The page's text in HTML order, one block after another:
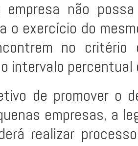
empresa não
o exercício do
no critério
intervalo percentual
de promover o
empresas, a
realizar